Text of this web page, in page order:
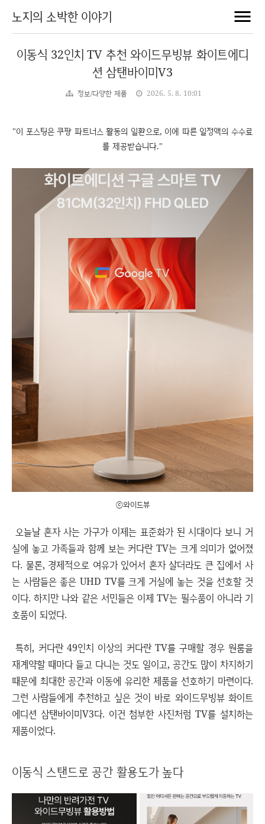
노지의 소박한 이야기
이동식 32인치 TV 추천 와이드무빙뷰 화이트에디
션 삼탠바이미V3
정보/다양한 제품 2026. 5. 8. 10:01
"이 포스팅은 쿠팡 파트너스 활동의 일환으로, 이에 따른 일정액의 수수료
를 제공받습니다."
ⓒ와이드뷰
오늘날 혼자 사는 가구가 이제는 표준화가 된 시대이다 보니 거
실에 놓고 가족들과 함께 보는 커다란 TV는 크게 의미가 없어졌
다. 물론, 경제적으로 여유가 있어서 혼자 살더라도 큰 집에서 사
는 사람들은 좋은 UHD TV를 크게 거실에 놓는 것을 선호할 것
이다. 하지만 나와 같은 서민들은 이제 TV는 필수품이 아니라 기
호품이 되었다.
특히, 커다란 49인치 이상의 커다란 TV를 구매할 경우 원룸을
재계약할 때마다 들고 다니는 것도 일이고, 공간도 많이 차지하기
때문에 최대한 공간과 이동에 유리한 제품을 선호하기 마련이다.
그런 사람들에게 추천하고 싶은 것이 바로 와이드무빙뷰 화이트
에디션 삼탠바이미V3다. 이건 첨부한 사진처럼 TV를 설치하는
제품이었다.
이동식 스탠드로 공간 활용도가 높다